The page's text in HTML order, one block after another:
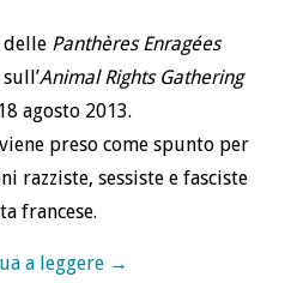
Panthères Enragées
Animal Rights Gathering
agosto 2013.
preso come spunto per
razziste, sessiste e fasciste
francese.
a leggere →